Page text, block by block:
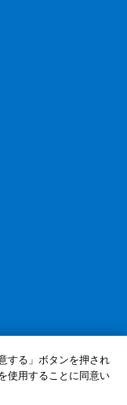
する」ボタンを押され
使用することに同意い